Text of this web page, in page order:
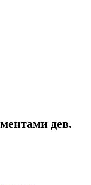
дев.